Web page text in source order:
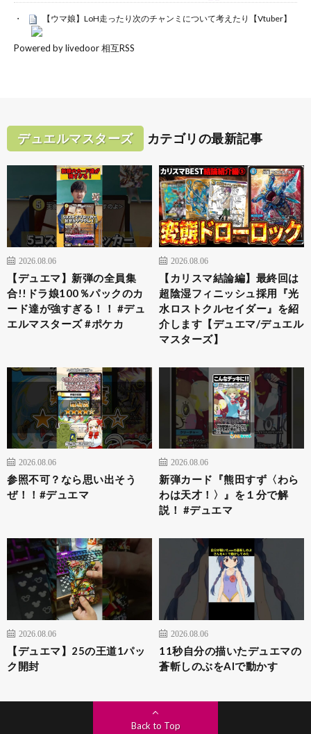
【ウマ娘】LoH走ったり次のチャンミについて考えたり【Vtuber】
Powered by livedoor 相互RSS
デュエルマスターズ カテゴリの最新記事
2026.08.06
【デュエマ】新弾の全員集
合!!ドラ娘100％パックのカ
ード達が強すぎる！！ #デュ
エルマスターズ #ポケカ
2026.08.06
【カリスマ結論編】最終回は
超陰湿フィニッシュ採用『光
水ロストクルセイダー』を紹
介します【デュエマ/デュエル
マスターズ】
2026.08.06
参照不可？なら思い出そう
ぜ！！#デュエマ
2026.08.06
新弾カード『熊田すず〈わら
わは天才！〉』を１分で解
説！ #デュエマ
2026.08.06
【デュエマ】25の王道1パッ
ク開封
2026.08.06
11秒自分の描いたデュエマの
蒼斬しのぶをAIで動かす
Back to Top